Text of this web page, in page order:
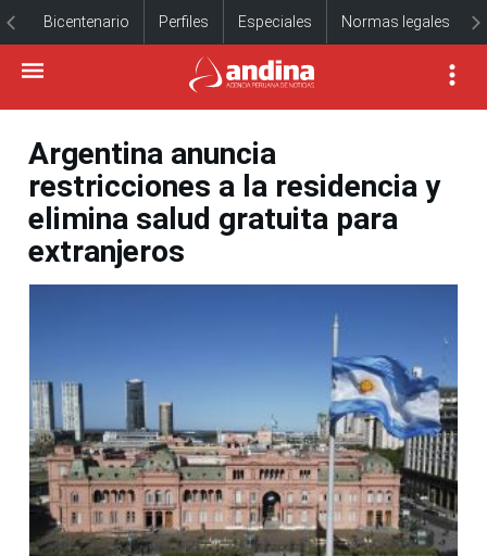
Bicentenario Perfiles Especiales Normas legales
Argentina anuncia
restricciones a la residencia y
elimina salud gratuita para
extranjeros